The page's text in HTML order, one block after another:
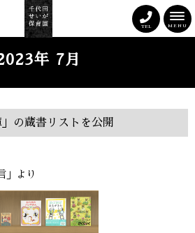
MENU
TEL
年 7月
」の蔵書リストを公開
」より